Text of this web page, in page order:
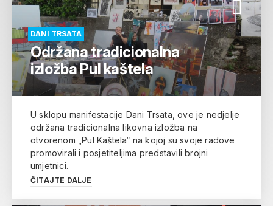
DANI TRSATA
Održana tradicionalna
izložba Pul kaštela
U sklopu manifestacije Dani Trsata, ove je nedjelje
održana tradicionalna likovna izložba na
otvorenom „Pul Kaštela“ na kojoj su svoje radove
promovirali i posjetiteljima predstavili brojni
umjetnici.
ČITAJTE DALJE